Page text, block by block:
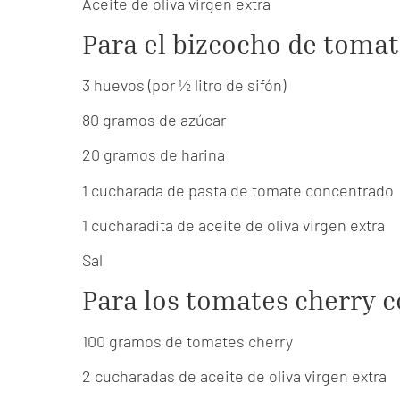
Para el bizcocho de
3 huevos (por ½ litro de sifón)
80 gramos de azúcar
20 gramos de harina
1 cucharada de pasta de tomate concentrado
1 cucharadita de aceite de oliva virgen extra
Sal
Para los tomates cherry
100 gramos de tomates cherry
2 cucharadas de aceite de oliva virgen extra